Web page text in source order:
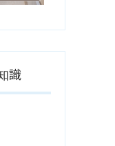
識